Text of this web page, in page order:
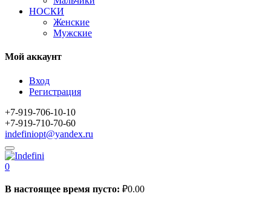
НОСКИ
Женские
Мужские
Мой аккаунт
Вход
Регистрация
+7-919-706-10-10
+7-919-710-70-60
indefiniopt@yandex.ru
0
В настоящее время пусто: ₽0.00